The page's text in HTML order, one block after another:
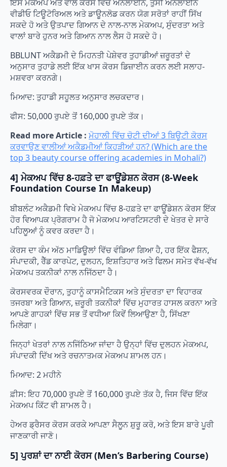
ਇਸ ਮੇਕਅਪ ਅਤੇ ਵਾਲ ਕੋਰਸ ਵਿੱਚ ਔਨਲਾਈਨ, ਤੁਸੀਂ ਔਨਲਾਈਨ
ਵੀਡੀਓ ਟਿਊਟੋਰਿਅਲ ਅਤੇ ਡਾਊਨਲੋਡ ਕਰਨ ਯੋਗ ਸਰੋਤਾਂ ਰਾਹੀਂ ਸਿੱਖ
ਸਕਦੇ ਹੋ ਅਤੇ ਉਤਪਾਦ ਗਿਆਨ ਦੇ ਨਾਲ-ਨਾਲ ਮੇਕਅਪ, ਸੁੰਦਰਤਾ ਅਤੇ
ਵਾਲਾਂ ਬਾਰੇ ਹੁਨਰ ਅਤੇ ਗਿਆਨ ਨਾਲ ਲੈਸ ਹੋ ਸਕਦੇ ਹੋ।
BBLUNT ਅਕੈਡਮੀ ਦੇ ਮਿਹਨਤੀ ਪੇਸ਼ੇਵਰ ਤੁਹਾਡੀਆਂ ਜ਼ਰੂਰਤਾਂ ਦੇ
ਅਨੁਸਾਰ ਤੁਹਾਡੇ ਲਈ ਇੱਕ ਖਾਸ ਕੋਰਸ ਡਿਜ਼ਾਈਨ ਕਰਨ ਲਈ ਸਲਾਹ-
ਮਸ਼ਵਰਾ ਕਰਨਗੇ।
ਮਿਆਦ: ਤੁਹਾਡੀ ਸਹੂਲਤ ਅਨੁਸਾਰ ਲਚਕਦਾਰ।
ਫੀਸ: 50,000 ਰੁਪਏ ਤੋਂ 160,000 ਰੁਪਏ ਤੱਕ।
Read more Article : ਮੋਹਾਲੀ ਵਿੱਚ ਚੋਟੀ ਦੀਆਂ 3 ਬਿਊਟੀ ਕੋਰਸ
ਕਰਵਾਉਣ ਵਾਲੀਆਂ ਅਕੈਡਮੀਆਂ ਕਿਹੜੀਆਂ ਹਨ? (Which are the
top 3 beauty course offering academies in Mohali?)
4] ਮੇਕਅਪ ਵਿੱਚ 8-ਹਫ਼ਤੇ ਦਾ ਫਾਊਂਡੇਸ਼ਨ ਕੋਰਸ (8-Week
Foundation Course In Makeup)
ਬੀਬਲੰਟ ਅਕੈਡਮੀ ਵਿਖੇ ਮੇਕਅਪ ਵਿੱਚ 8-ਹਫ਼ਤੇ ਦਾ ਫਾਊਂਡੇਸ਼ਨ ਕੋਰਸ ਇੱਕ
ਹੋਰ ਵਿਆਪਕ ਪ੍ਰੋਗਰਾਮ ਹੈ ਜੋ ਮੇਕਅਪ ਆਰਟਿਸਟਰੀ ਦੇ ਖੇਤਰ ਦੇ ਸਾਰੇ
ਪਹਿਲੂਆਂ ਨੂੰ ਕਵਰ ਕਰਦਾ ਹੈ।
ਕੋਰਸ ਦਾ ਕੰਮ ਅੱਠ ਮਾਡਿਊਲਾਂ ਵਿੱਚ ਵੰਡਿਆ ਗਿਆ ਹੈ, ਹਰ ਇੱਕ ਫੈਸ਼ਨ,
ਸੰਪਾਦਕੀ, ਰੈੱਡ ਕਾਰਪੇਟ, ​​ਦੁਲਹਨ, ਇਸ਼ਤਿਹਾਰ ਅਤੇ ਫਿਲਮ ਸਮੇਤ ਵੱਖ-ਵੱਖ
ਮੇਕਅਪ ਤਕਨੀਕਾਂ ਨਾਲ ਨਜਿੱਠਦਾ ਹੈ।
ਕੋਰਸਵਰਕ ਦੌਰਾਨ, ਤੁਹਾਨੂੰ ਕਾਸਮੈਟਿਕਸ ਅਤੇ ਸੁੰਦਰਤਾ ਦਾ ਵਿਹਾਰਕ
ਤਜਰਬਾ ਅਤੇ ਗਿਆਨ, ਜ਼ਰੂਰੀ ਤਕਨੀਕਾਂ ਵਿੱਚ ਮੁਹਾਰਤ ਹਾਸਲ ਕਰਨਾ ਅਤੇ
ਆਪਣੇ ਗਾਹਕਾਂ ਵਿੱਚ ਸਭ ਤੋਂ ਵਧੀਆ ਕਿਵੇਂ ਲਿਆਉਣਾ ਹੈ, ਸਿੱਖਣਾ
ਮਿਲੇਗਾ।
ਜਿਨ੍ਹਾਂ ਖੇਤਰਾਂ ਨਾਲ ਨਜਿੱਠਿਆ ਜਾਂਦਾ ਹੈ ਉਨ੍ਹਾਂ ਵਿੱਚ ਦੁਲਹਨ ਮੇਕਅਪ,
ਸੰਪਾਦਕੀ ਦਿੱਖ ਅਤੇ ਰਚਨਾਤਮਕ ਮੇਕਅਪ ਸ਼ਾਮਲ ਹਨ।
ਮਿਆਦ: 2 ਮਹੀਨੇ
ਫ਼ੀਸ: ਇਹ 70,000 ਰੁਪਏ ਤੋਂ 160,000 ਰੁਪਏ ਤੱਕ ਹੈ, ਜਿਸ ਵਿੱਚ ਇੱਕ
ਮੇਕਅਪ ਕਿੱਟ ਵੀ ਸ਼ਾਮਲ ਹੈ।
ਹੇਅਰ ਡ੍ਰੈਸਰ ਕੋਰਸ ਕਰਕੇ ਆਪਣਾ ਸੈਲੂਨ ਸ਼ੁਰੂ ਕਰੋ, ਅਤੇ ਇਸ ਬਾਰੇ ਪੂਰੀ
ਜਾਣਕਾਰੀ ਜਾਣੋ।
5] ਪੁਰਸ਼ਾਂ ਦਾ ਨਾਈ ਕੋਰਸ (Men’s Barbering Course)